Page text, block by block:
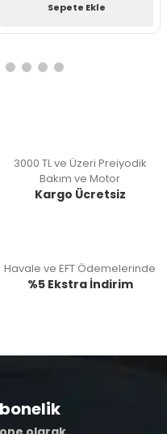
Sepete Ekle
3000 TL ve Üzeri Preiyodik
Bakım ve Motor
Kargo Ücretsiz
Havale ve EFT Ödemelerinde
%5 Ekstra İndirim